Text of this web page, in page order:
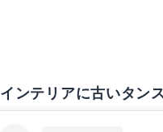
インテリアに古いタン